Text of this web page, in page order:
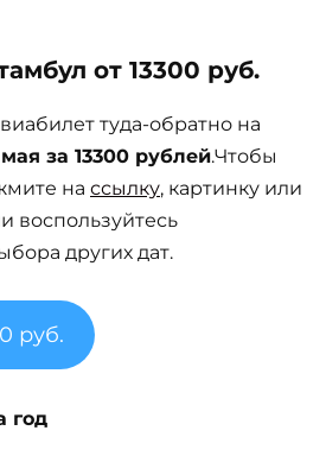
от 13300 руб.
туда-обратно на
за 13300 рублей.Чтобы
на ссылку, картинку или
воспользуйтесь
других дат.
руб.
год